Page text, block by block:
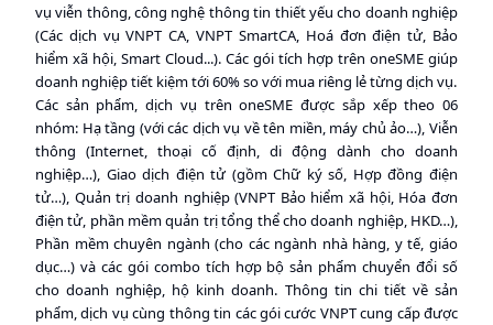
vụ viễn thông, công nghệ thông tin thiết yếu cho doanh nghiệp
(Các dịch vụ VNPT CA, VNPT SmartCA, Hoá đơn điện tử, Bảo
hiểm xã hội, Smart Cloud...). Các gói tích hợp trên oneSME giúp
doanh nghiệp tiết kiệm tới 60% so với mua riêng lẻ từng dịch vụ.
Các sản phẩm, dịch vụ trên oneSME được sắp xếp theo 06
nhóm: Hạ tầng (với các dịch vụ về tên miền, máy chủ ảo…), Viễn
thông (Internet, thoại cố định, di động dành cho doanh
nghiệp…), Giao dịch điện tử (gồm Chữ ký số, Hợp đồng điện
tử…), Quản trị doanh nghiệp (VNPT Bảo hiểm xã hội, Hóa đơn
điện tử, phần mềm quản trị tổng thể cho doanh nghiệp, HKD…),
Phần mềm chuyên ngành (cho các ngành nhà hàng, y tế, giáo
dục…) và các gói combo tích hợp bộ sản phẩm chuyển đổi số
cho doanh nghiệp, hộ kinh doanh. Thông tin chi tiết về sản
phẩm, dịch vụ cùng thông tin các gói cước VNPT cung cấp được